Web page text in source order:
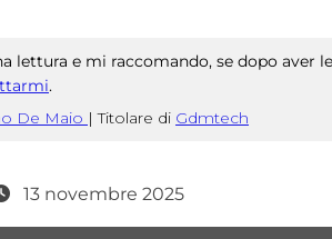
lettura e mi raccomando, se dopo
.
De Maio | Titolare di Gdmtech
13 novembre 2025